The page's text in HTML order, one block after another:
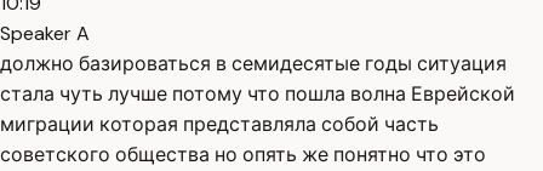
Speaker A
должно базироваться в семидесятые годы ситуация
стала чуть лучше потому что пошла волна Еврейской
миграции которая представляла собой часть
советского общества но опять же понятно что это